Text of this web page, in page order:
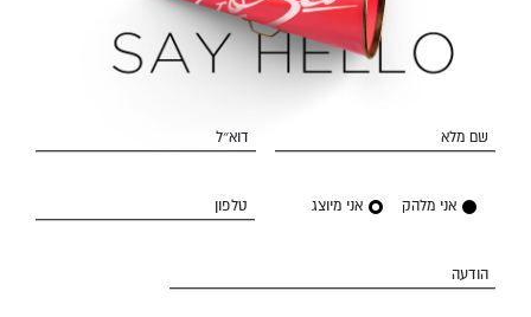
שם מלא דוא״ל
אני מלהק אני מיוצג טלפון
הודעה